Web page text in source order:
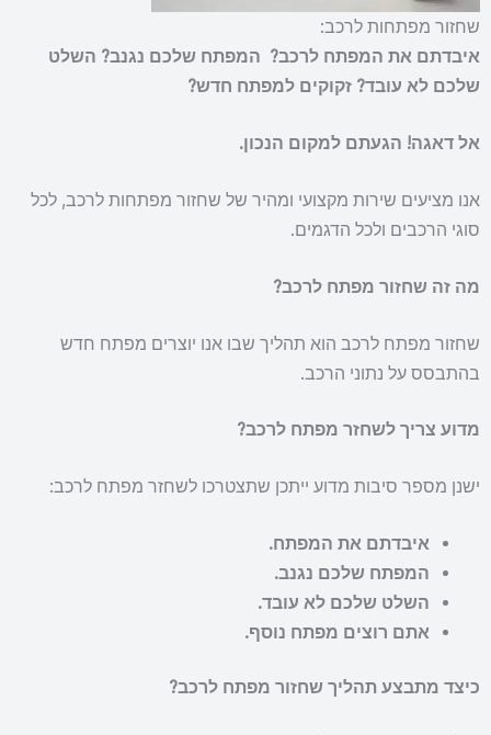
שחזור מפתחות לרכב:
איבדתם את המפתח לרכב? המפתח שלכם נגנב? השלט
שלכם לא עובד? זקוקים למפתח חדש?
אל דאגה! הגעתם למקום הנכון.
אנו מציעים שירות מקצועי ומהיר של שחזור מפתחות לרכב, לכל
סוגי הרכבים ולכל הדגמים.
מה זה שחזור מפתח לרכב?
שחזור מפתח לרכב הוא תהליך שבו אנו יוצרים מפתח חדש
בהתבסס על נתוני הרכב.
מדוע צריך לשחזר מפתח לרכב?
ישנן מספר סיבות מדוע ייתכן שתצטרכו לשחזר מפתח לרכב:
איבדתם את המפתח.
המפתח שלכם נגנב.
השלט שלכם לא עובד.
אתם רוצים מפתח נוסף.
כיצד מתבצע תהליך שחזור מפתח לרכב?